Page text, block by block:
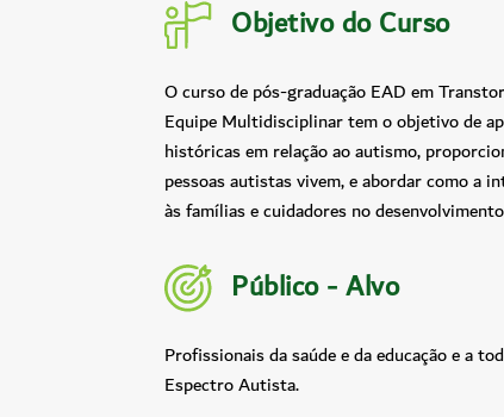
Objetivo do Curso
O curso de pós-graduação EAD em
Equipe Multidisciplinar tem o objetivo de
históricas em relação ao autismo,
pessoas autistas vivem, e abordar como a
às famílias e cuidadores no
Público - Alvo
Profissionais da saúde e da educação e a
Espectro Autista.